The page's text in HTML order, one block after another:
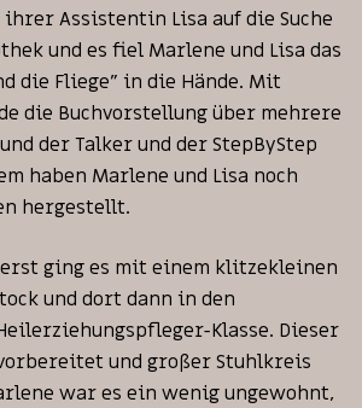
Assistentin Lisa auf die Suche
und es fiel Marlene und Lisa das
die Fliege” in die Hände. Mit
die Buchvorstellung über mehrere
der Talker und der StepByStep
haben Marlene und Lisa noch
hergestellt.
erst ging es mit einem klitzekleinen
und dort dann in den
Klasse. Dieser
und großer Stuhlkreis
war es ein wenig ungewohnt,